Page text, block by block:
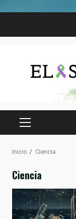
MENÚ
Inicio Ciencia
Ciencia